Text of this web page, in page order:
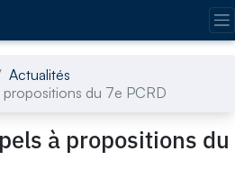
Actualités
propositions du 7e PCRD
à propositions du